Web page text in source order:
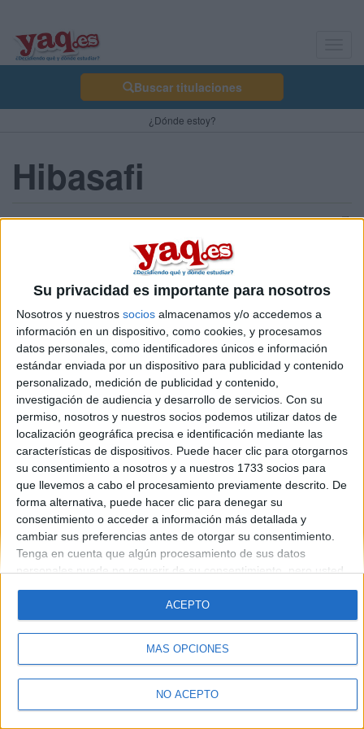
Su privacidad es importante para nosotros
Nosotros y nuestros socios almacenamos y/o accedemos a
información en un dispositivo, como cookies, y procesamos
datos personales, como identificadores únicos e información
estándar enviada por un dispositivo para publicidad y contenido
personalizado, medición de publicidad y contenido,
investigación de audiencia y desarrollo de servicios. Con su
permiso, nosotros y nuestros socios podemos utilizar datos de
localización geográfica precisa e identificación mediante las
características de dispositivos. Puede hacer clic para otorgarnos
su consentimiento a nosotros y a nuestros 1733 socios para
que llevemos a cabo el procesamiento previamente descrito. De
forma alternativa, puede hacer clic para denegar su
consentimiento o acceder a información más detallada y
cambiar sus preferencias antes de otorgar su consentimiento.
Tenga en cuenta que algún procesamiento de sus datos
personales puede no requerir de su consentimiento, pero usted
tiene el derecho de rechazar tal procesamiento. Sus
preferencias se aplicarán solo a este sitio web. Puede cambiar
sus preferencias o retirar su consentimiento en cualquier
momento volviendo a este sitio y haciendo clic en el botón
"Privacidad" en la parte inferior de la página web.
MÁS OPCIONES
NO ACEPTO
ACEPTO
Buscar titulaciones
¿Dónde estoy?
Hibasafi
Soy: Chica
Quiénes somos |Contactar |Anúnciate
Aviso legal|Politica de privacidad|Condiciones generales |Política
de cookies
© 2003-2026 Compás Mediterráneo S.L.- Diego de León 47 - 28006
Madrid [ESPAÑA] - Tel. +34 91 593 2767